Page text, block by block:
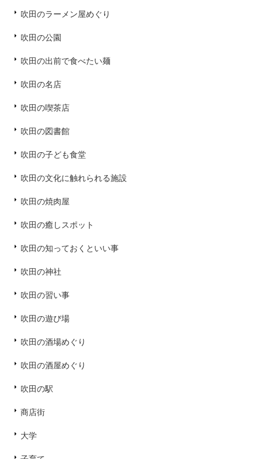
吹田のラーメン屋めぐり
吹田の公園
吹田の出前で食べたい麺
吹田の名店
吹田の喫茶店
吹田の図書館
吹田の子ども食堂
吹田の文化に触れられる施設
吹田の焼肉屋
吹田の癒しスポット
吹田の知っておくといい事
吹田の神社
吹田の習い事
吹田の遊び場
吹田の酒場めぐり
吹田の酒屋めぐり
吹田の駅
商店街
大学